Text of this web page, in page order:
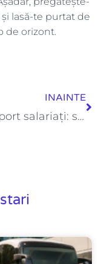
lasă-te purtat de
de orizont.
INAINTE
Transport salariați: soluții eficiente pentru companii